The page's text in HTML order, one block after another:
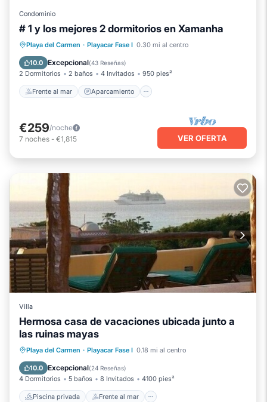
Condominio
# 1 y los mejores 2 dormitorios en Xamanha
Playa del Carmen · Playacar Fase I 0.30 mi al centro
10.0 Excepcional(43 Reseñas)
2 Dormitorios 2 baños 4 Invitados 950 pies²
Frente al mar Aparcamiento
Frente al mar Aparcamiento
Piscina
Vista al mar
€259/noche
7 noches - €1,815 VER OFERTA
Villa
Hermosa casa de vacaciones ubicada junto a
las ruinas mayas
Playa del Carmen · Playacar Fase I 0.18 mi al centro
10.0 Excepcional(24 Reseñas)
4 Dormitorios 5 baños 8 Invitados 4100 pies²
Piscina privada Frente al mar
Piscina privada
Frente al mar
Bañera de hidromasaje